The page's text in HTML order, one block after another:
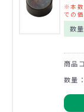
※本数
での
数量
商品
数量：